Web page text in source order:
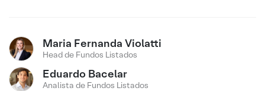
Maria Fernanda Violatti
Head de Fundos Listados
Eduardo Bacelar
Analista de Fundos Listados